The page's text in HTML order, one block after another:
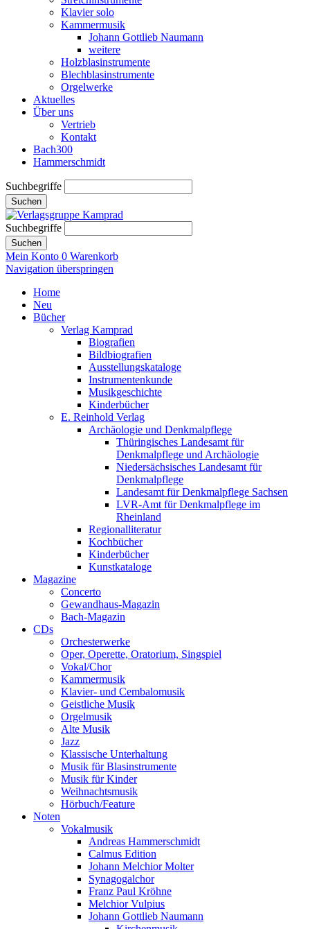
Klavier solo
Kammermusik
Johann Gottlieb Naumann
weitere
Holzblasinstrumente
Blechblasinstrumente
Orgelwerke
Aktuelles
Über uns
Vertrieb
Kontakt
Bach300
Hammerschmidt
Suchbegriffe
Suchen
Suchbegriffe
Suchen
Mein Konto 0 Warenkorb
Navigation überspringen
Home
Neu
Bücher
Verlag Kamprad
Biografien
Bildbiografien
Ausstellungskataloge
Instrumentenkunde
Musikgeschichte
Kinderbücher
E. Reinhold Verlag
Archäologie und Denkmalpflege
Thüringisches Landesamt für
Denkmalpflege und Archäologie
Niedersächsisches Landesamt für
Denkmalpflege
Landesamt für Denkmalpflege Sachsen
LVR-Amt für Denkmalpflege im
Rheinland
Regionalliteratur
Kochbücher
Kinderbücher
Kunstkataloge
Magazine
Concerto
Gewandhaus-Magazin
Bach-Magazin
CDs
Orchesterwerke
Oper, Operette, Oratorium, Singspiel
Vokal/Chor
Kammermusik
Klavier- und Cembalomusik
Geistliche Musik
Orgelmusik
Alte Musik
Jazz
Klassische Unterhaltung
Musik für Blasinstrumente
Musik für Kinder
Weihnachtsmusik
Hörbuch/Feature
Noten
Vokalmusik
Andreas Hammerschmidt
Calmus Edition
Johann Melchior Molter
Synagogalchor
Franz Paul Kröhne
Melchior Vulpius
Johann Gottlieb Naumann